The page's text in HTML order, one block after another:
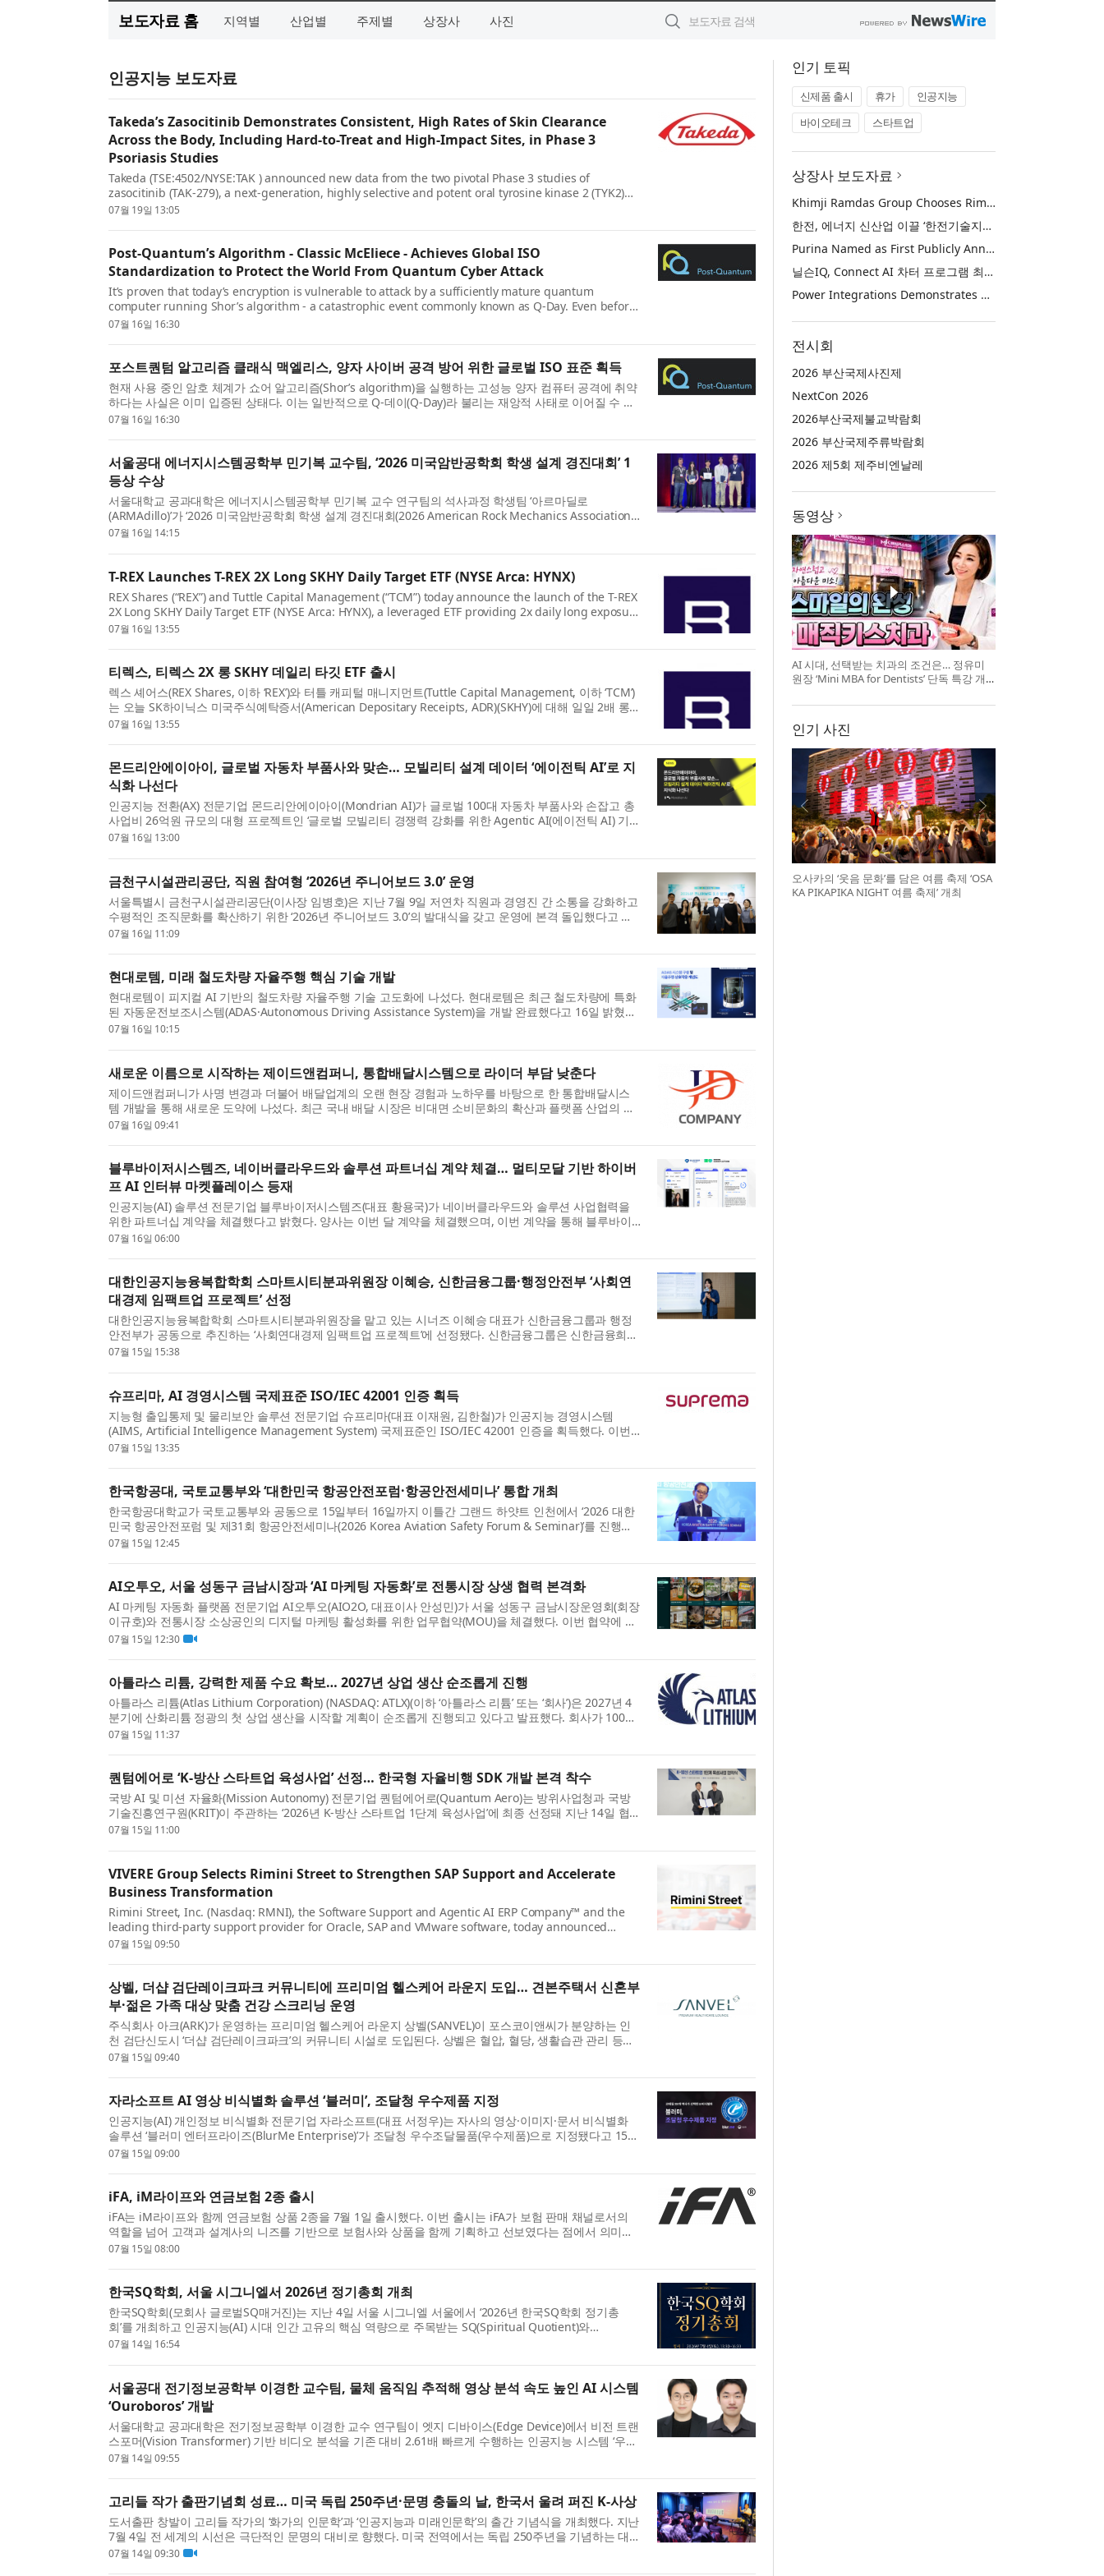
보도자료 홈 지역별 산업별 주제별 상장사 사진
인공지능 보도자료
Takeda’s Zasocitinib Demonstrates Consistent, High Rates of Skin Clearance
Across the Body, Including Hard-to-Treat and High-Impact Sites, in Phase 3
Psoriasis Studies
Takeda (TSE:4502/NYSE:TAK ) announced new data from the two pivotal Phase 3 studies of
zasocitinib (TAK-279), a next-generation, highly selective and potent oral tyrosine kinase 2 (TYK2)
inhibitor, in adults with moderate-to-severe plaque psoriasi...
07월 19일 13:05
Post-Quantum’s Algorithm - Classic McEliece - Achieves Global ISO
Standardization to Protect the World From Quantum Cyber Attack
It’s proven that today’s encryption is vulnerable to attack by a sufficiently mature quantum
computer running Shor’s algorithm - a catastrophic event commonly known as Q-Day. Even before
such a cryptographically relevant quantum computer emerges i...
07월 16일 16:30
포스트퀀텀 알고리즘 클래식 맥엘리스, 양자 사이버 공격 방어 위한 글로벌 ISO 표준 획득
현재 사용 중인 암호 체계가 쇼어 알고리즘(Shor’s algorithm)을 실행하는 고성능 양자 컴퓨터 공격에 취약
하다는 사실은 이미 입증된 상태다. 이는 일반적으로 Q-데이(Q-Day)라 불리는 재앙적 사태로 이어질 수 있
다. 암호 해독 능력을 갖춘 양자 컴퓨터가 등장하기...
07월 16일 16:30
서울공대 에너지시스템공학부 민기복 교수팀, ‘2026 미국암반공학회 학생 설계 경진대회’ 1
등상 수상
서울대학교 공과대학은 에너지시스템공학부 민기복 교수 연구팀의 석사과정 학생팀 ‘아르마딜로
(ARMAdillo)’가 ‘2026 미국암반공학회 학생 설계 경진대회(2026 American Rock Mechanics Association
Student Design Competition)’에서 1등상을 수상했다고 밝혔다. 미...
07월 16일 14:15
T-REX Launches T-REX 2X Long SKHY Daily Target ETF (NYSE Arca: HYNX)
REX Shares (“REX”) and Tuttle Capital Management (“TCM”) today announce the launch of the T-REX
2X Long SKHY Daily Target ETF (NYSE Arca: HYNX), a leveraged ETF providing 2x daily long exposure
to the SK hynix American Depositary Receipts (ADRs) (...
07월 16일 13:55
티렉스, 티렉스 2X 롱 SKHY 데일리 타깃 ETF 출시
렉스 셰어스(REX Shares, 이하 ‘REX’)와 터틀 캐피털 매니지먼트(Tuttle Capital Management, 이하 ‘TCM’)
는 오늘 SK하이닉스 미국주식예탁증서(American Depositary Receipts, ADR)(SKHY)에 대해 일일 2배 롱
익스포저를 제공하는 레버리지 ETF인 티렉스 2X 롱 SKHY...
07월 16일 13:55
몬드리안에이아이, 글로벌 자동차 부품사와 맞손… 모빌리티 설계 데이터 ‘에이전틱 AI’로 지
식화 나선다
인공지능 전환(AX) 전문기업 몬드리안에이아이(Mondrian AI)가 글로벌 100대 자동차 부품사와 손잡고 총
사업비 26억원 규모의 대형 프로젝트인 ‘글로벌 모빌리티 경쟁력 강화를 위한 Agentic AI(에이전틱 AI) 기반
설계 의사결정 지원 시스템’ 개발 사업에 착수한다...
07월 16일 13:00
금천구시설관리공단, 직원 참여형 ‘2026년 주니어보드 3.0’ 운영
서울특별시 금천구시설관리공단(이사장 임병호)은 지난 7월 9일 저연차 직원과 경영진 간 소통을 강화하고
수평적인 조직문화를 확산하기 위한 ‘2026년 주니어보드 3.0’​의 발대식을 갖고 운영에 본격 돌입했다고 밝
혔다. 공단은 ‘2024년 혁신 주니어보드 1기’​와 ‘2...
07월 16일 11:09
현대로템, 미래 철도차량 자율주행 핵심 기술 개발
현대로템이 피지컬 AI 기반의 철도차량 자율주행 기술 고도화에 나섰다. 현대로템은 최근 철도차량에 특화
된 자동운전보조시스템(ADAS·Autonomous Driving Assistance System)을 개발 완료했다고 16일 밝혔다.
철도차량용 ADAS는 철도의 선로 조건과 운행 환경을 고...
07월 16일 10:15
새로운 이름으로 시작하는 제이드앤컴퍼니, 통합배달시스템으로 라이더 부담 낮춘다
제이드앤컴퍼니가 사명 변경과 더불어 배달업계의 오랜 현장 경험과 노하우를 바탕으로 한 통합배달시스
템 개발을 통해 새로운 도약에 나섰다. 최근 국내 배달 시장은 비대면 소비문화의 확산과 플랫폼 산업의 성
장으로 꾸준한 규모를 유지하고 있지만, 배달 플랫폼 ...
07월 16일 09:41
블루바이저시스템즈, 네이버클라우드와 솔루션 파트너십 계약 체결… 멀티모달 기반 하이버
프 AI 인터뷰 마켓플레이스 등재
인공지능(AI) 솔루션 전문기업 블루바이저시스템즈(대표 황용국)가 네이버클라우드와 솔루션 사업협력을
위한 파트너십 계약을 체결했다고 밝혔다. 양사는 이번 달 계약을 체결했으며, 이번 계약을 통해 블루바이
저시스템즈의 멀티모달 기반 하이버프 AI 인터뷰가 네...
07월 16일 06:00
대한인공지능융복합학회 스마트시티분과위원장 이혜승, 신한금융그룹·행정안전부 ‘사회연
대경제 임팩트업 프로젝트’ 선정
대한인공지능융복합학회 스마트시티분과위원장을 맡고 있는 시너즈 이혜승 대표가 신한금융그룹과 행정
안전부가 공동으로 추진하는 ‘사회연대경제 임팩트업 프로젝트’에 선정됐다. 신한금융그룹은 신한금융희망
재단을 통해 올해부터 3년간 매년 20억원씩 총 60억원을...
07월 15일 15:38
슈프리마, AI 경영시스템 국제표준 ISO/IEC 42001 인증 획득
지능형 출입통제 및 물리보안 솔루션 전문기업 슈프리마(대표 이재원, 김한철)가 인공지능 경영시스템
(AIMS, Artificial Intelligence Management System) 국제표준인 ISO/IEC 42001 인증을 획득했다. 이번
인증은 슈프리마가 자사 출입통제 솔루션에 적용되는 AI의 ...
07월 15일 13:35
한국항공대, 국토교통부와 ‘대한민국 항공안전포럼·항공안전세미나’ 통합 개최
한국항공대학교가 국토교통부와 공동으로 15일부터 16일까지 이틀간 그랜드 하얏트 인천에서 ‘2026 대한
민국 항공안전포럼 및 제31회 항공안전세미나(2026 Korea Aviation Safety Forum & Seminar)’를 진행한
다. ‘사람과 문화, 함께 여는 항공안전의 새로운 패러다임...
07월 15일 12:45
AI오투오, 서울 성동구 금남시장과 ‘AI 마케팅 자동화’로 전통시장 상생 협력 본격화
AI 마케팅 자동화 플랫폼 전문기업 AI오투오(AIO2O, 대표이사 안성민)가 서울 성동구 금남시장운영회(회장
이규호)와 전통시장 소상공인의 디지털 마케팅 활성화를 위한 업무협약(MOU)을 체결했다. 이번 협약에 따
라 AI오투오는 업체명 입력만으로 홍보 영상·콘텐츠...
07월 15일 12:30
아틀라스 리튬, 강력한 제품 수요 확보… 2027년 상업 생산 순조롭게 진행
아틀라스 리튬(Atlas Lithium Corporation) (NASDAQ: ATLX)(이하 ‘아틀라스 리튬’ 또는 ‘회사’)은 2027년 4
분기에 산화리튬 정광의 첫 상업 생산을 시작할 계획이 순조롭게 진행되고 있다고 발표했다. 회사가 100%
소유하고 있으며 모든 인허가를 완료한 Neves Proje...
07월 15일 11:37
퀀텀에어로 ‘K-방산 스타트업 육성사업’ 선정… 한국형 자율비행 SDK 개발 본격 착수
국방 AI 및 미션 자율화(Mission Autonomy) 전문기업 퀀텀에어로(Quantum Aero)는 방위사업청과 국방
기술진흥연구원(KRIT)이 주관하는 ‘2026년 K-방산 스타트업 1단계 육성사업’에 최종 선정돼 지난 14일 협약
을 체결했다고 밝혔다. K-방산 스타트업 육성사업은 미래...
07월 15일 11:00
VIVERE Group Selects Rimini Street to Strengthen SAP Support and Accelerate
Business Transformation
Rimini Street, Inc. (Nasdaq: RMNI), the Software Support and Agentic AI ERP Company™ and the
leading third-party support provider for Oracle, SAP and VMware software, today announced
VIVERE Group, a leading Indonesian one-stop solution provider fo...
07월 15일 09:50
상벨, 더샵 검단레이크파크 커뮤니티에 프리미엄 헬스케어 라운지 도입… 견본주택서 신혼부
부·젊은 가족 대상 맞춤 건강 스크리닝 운영
주식회사 아크(ARK)가 운영하는 프리미엄 헬스케어 라운지 상벨(SANVEL)이 포스코이앤씨가 분양하는 인
천 검단신도시 ‘더샵 검단레이크파크’의 커뮤니티 시설로 도입된다. 상벨은 혈압, 혈당, 생활습관 관리 등을
통해 만성질환을 조기에 발견하고 예방 중심 건강 관...
07월 15일 09:40
자라소프트 AI 영상 비식별화 솔루션 ‘블러미’, 조달청 우수제품 지정
인공지능(AI) 개인정보 비식별화 전문기업 자라소프트(대표 서정우)는 자사의 영상·이미지·문서 비식별화
솔루션 ‘블러미 엔터프라이즈(BlurMe Enterprise)’가 조달청 우수조달물품(우수제품)으로 지정됐다고 15일
밝혔다. 블러미 엔터프라이즈는 공공기관과 기업의 ...
07월 15일 09:00
iFA, iM라이프와 연금보험 2종 출시
iFA는 iM라이프와 함께 연금보험 상품 2종을 7월 1일 출시했다. 이번 출시는 iFA가 보험 판매 채널로서의
역할을 넘어 고객과 설계사의 니즈를 기반으로 보험사와 상품을 함께 기획하고 선보였다는 점에서 의미가
크다. 특히 AI 기반 보험 솔루션을 지속적으로 고도...
07월 15일 08:00
한국SQ학회, 서울 시그니엘서 2026년 정기총회 개최
한국SQ학회(모회사 글로벌SQ매거진)는 지난 4일 서울 시그니엘 서울에서 ‘2026년 한국SQ학회 정기총
회’를 개최하고 인공지능(AI) 시대 인간 고유의 핵심 역량으로 주목받는 SQ(Spiritual Quotient)와
SI(Spiritual Intelligence)의 학문적 가치와 미래 비전을 공유했...
07월 14일 16:54
서울공대 전기정보공학부 이경한 교수팀, 물체 움직임 추적해 영상 분석 속도 높인 AI 시스템
‘Ouroboros’ 개발
서울대학교 공과대학은 전기정보공학부 이경한 교수 연구팀이 엣지 디바이스(Edge Device)에서 비전 트랜
스포머(Vision Transformer) 기반 비디오 분석을 기존 대비 2.61배 빠르게 수행하는 인공지능 시스템 ‘우로
보로스(Ouroboros)’를 개발했다고 밝혔다. 이 시스템...
07월 14일 09:55
고리들 작가 출판기념회 성료… 미국 독립 250주년·문명 충돌의 날, 한국서 울려 퍼진 K-사상
도서출판 창발이 고리들 작가의 ‘화가의 인문학’과 ‘인공지능과 미래인문학’의 출간 기념식을 개최했다. 지난
7월 4일 전 세계의 시선은 극단적인 문명의 대비로 향했다. 미국 전역에서는 독립 250주년을 기념하는 대규
모 불꽃놀이가 펼쳐졌고 같은 시기 이란에서는 ...
07월 14일 09:30
인기 토픽
신제품 출시 휴가
인공지능
바이오테크
스타트업
상장사 보도자료
Khimji Ramdas Group Chooses Rimini Street to Reduce SAP Support Costs, Protect 700+ Customizations and Reinvest Savings in Innovation
한전, 에너지 신산업 이끌 ‘한전기술지주’ 공식 출범
Purina Named as First Publicly Announced NIQ ConnectAI Charter Client
닐슨IQ, Connect AI 차터 프로그램 최초 고객사 ‘퓨리나’ 선정
Power Integrations Demonstrates World’s First 2200 V GaN Technology for Next-Era High-Voltage Power Systems
전시회
2026 부산국제사진제
NextCon 2026
2026부산국제불교박람회
2026 부산국제주류박람회
2026 제5회 제주비엔날레
동영상
AI 시대, 선택받는 치과의 조건은… 정유미
원장 ‘Mini MBA for Dentists’ 단독 특강 개
인기 사진
오사카의 ‘웃음 문화’를 담은 여름 축제 ‘OSA
KA PIKAPIKA NIGHT 여름 축제’ 개최